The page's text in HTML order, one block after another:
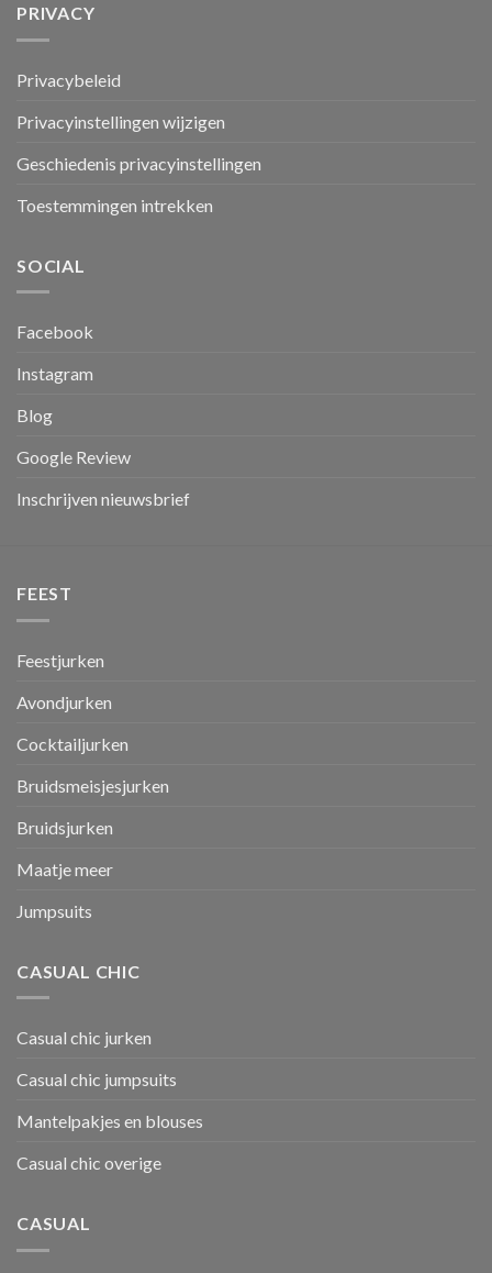
PRIVACY
Privacybeleid
Privacyinstellingen wijzigen
Geschiedenis privacyinstellingen
Toestemmingen intrekken
SOCIAL
Facebook
Instagram
Blog
Google Review
Inschrijven nieuwsbrief
FEEST
Feestjurken
Avondjurken
Cocktailjurken
Bruidsmeisjesjurken
Bruidsjurken
Maatje meer
Jumpsuits
CASUAL CHIC
Casual chic jurken
Casual chic jumpsuits
Mantelpakjes en blouses
Casual chic overige
CASUAL